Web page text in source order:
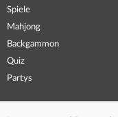
Spiele
Mahjong
Backgammon
Quiz
Partys